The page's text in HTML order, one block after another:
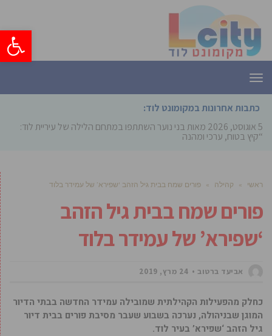
פתח
תפריט
כתבות אחרונות במקומונט לוד:
5 אוגוסט, 2026
מאות בני נוער השתתפו במתחם הלילה של עיריית לוד:
“קיץ בטוח, ערכי ומהנה”
ראשי » קהילה » פורים שמח בבית גיל הזהב ‘שפירא’ של עמידר בלוד
פורים שמח בבית גיל הזהב
‘שפירא’ של עמידר בלוד
אביעד ברטוב 24 מרץ, 2019
כחלק מהפעילות הקהילתית שמובילה עמידר החדשה בבתי הדיור
המוגן שבניהולה, נערכה בשבוע שעבר מסיבת פורים בבית דיור
גיל הזהב ‘שפירא’ בעיר לוד.